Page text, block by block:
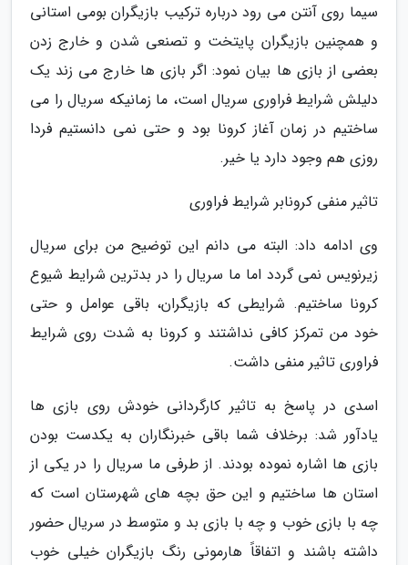
سیما روی آنتن می رود درباره ترکیب بازیگران بومی استانی
و همچنین بازیگران پایتخت و تصنعی شدن و خارج زدن
بعضی از بازی ها بیان نمود: اگر بازی ها خارج می زند یک
دلیلش شرایط فراوری سریال است، ما زمانیکه سریال را می
ساختیم در زمان آغاز کرونا بود و حتی نمی دانستیم فردا
روزی هم وجود دارد یا خیر.
تاثیر منفی کرونابر شرایط فراوری
وی ادامه داد: البته می دانم این توضیح من برای سریال
زیرنویس نمی گردد اما ما سریال را در بدترین شرایط شیوع
کرونا ساختیم. شرایطی که بازیگران، باقی عوامل و حتی
خود من تمرکز کافی نداشتند و کرونا به شدت روی شرایط
فراوری تاثیر منفی داشت.
اسدی در پاسخ به تاثیر کارگردانی خودش روی بازی ها
یادآور شد: برخلاف شما باقی خبرنگاران به یکدست بودن
بازی ها اشاره نموده بودند. از طرفی ما سریال را در یکی از
استان ها ساختیم و این حق بچه های شهرستان است که
چه با بازی خوب و چه با بازی بد و متوسط در سریال حضور
داشته باشند و اتفاقاً هارمونی رنگ بازیگران خیلی خوب